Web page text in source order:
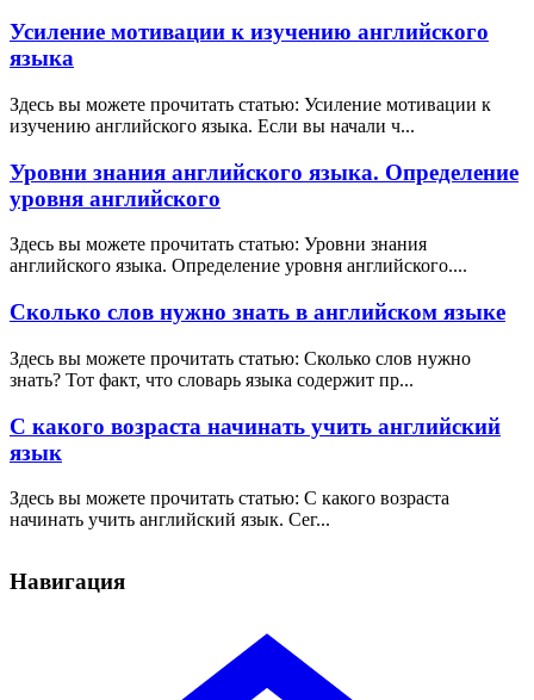
Усиление мотивации к изучению английского
языка
Здесь вы можете прочитать статью: Усиление мотивации к
изучению английского языка. Если вы начали ч...
Уровни знания английского языка. Определение
уровня английского
Здесь вы можете прочитать статью: Уровни знания
английского языка. Определение уровня английского....
Сколько слов нужно знать в английском языке
Здесь вы можете прочитать статью: Сколько слов нужно
знать? Тот факт, что словарь языка содержит пр...
С какого возраста начинать учить английский
язык
Здесь вы можете прочитать статью: С какого возраста
начинать учить английский язык. Сег...
Навигация